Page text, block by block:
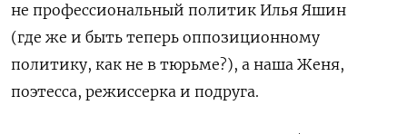
не профессиональный политик Илья Яшин
(где же и быть теперь оппозиционному
политику, как не в тюрьме?), а наша Женя,
поэтесса, режиссерка и подруга.